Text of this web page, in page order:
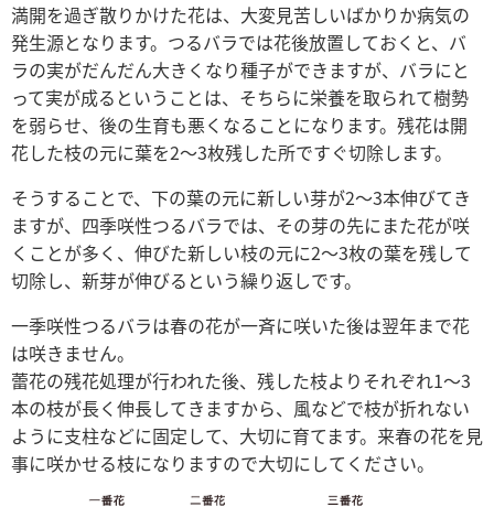
満開を過ぎ散りかけた花は、大変見苦しいばかりか病気の
発生源となります。つるバラでは花後放置しておくと、バ
ラの実がだんだん大きくなり種子ができますが、バラにと
って実が成るということは、そちらに栄養を取られて樹勢
を弱らせ、後の生育も悪くなることになります。残花は開
花した枝の元に葉を2～3枚残した所ですぐ切除します。
そうすることで、下の葉の元に新しい芽が2～3本伸びてき
ますが、四季咲性つるバラでは、その芽の先にまた花が咲
くことが多く、伸びた新しい枝の元に2～3枚の葉を残して
切除し、新芽が伸びるという繰り返しです。
一季咲性つるバラは春の花が一斉に咲いた後は翌年まで花
は咲きません。
蕾花の残花処理が行われた後、残した枝よりそれぞれ1～3
本の枝が長く伸長してきますから、風などで枝が折れない
ように支柱などに固定して、大切に育てます。来春の花を見
事に咲かせる枝になりますので大切にしてください。